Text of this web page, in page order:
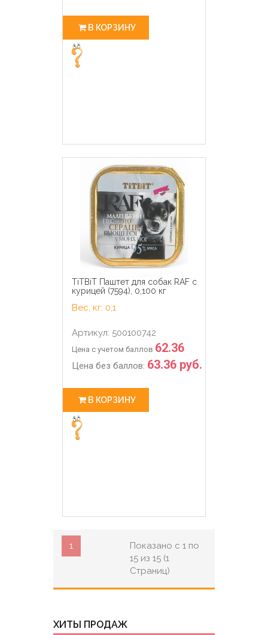
В КОРЗИНУ
TiTBiT Паштет для собак RAF с
курицей (7594), 0,100 кг
Вес, кг: 0,1
Артикул: 500100742
Цена с учетом баллов 62.36
Цена без баллов: 63.36 руб.
В КОРЗИНУ
1
Показано с 1 по
15 из 15 (1
Страниц)
ХИТЫ ПРОДАЖ